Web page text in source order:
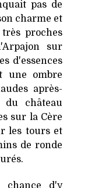
pas de
charme et
proches
sur
d'essences
une ombre
après-
château
sur la Cère
les tours et
de ronde
d'y